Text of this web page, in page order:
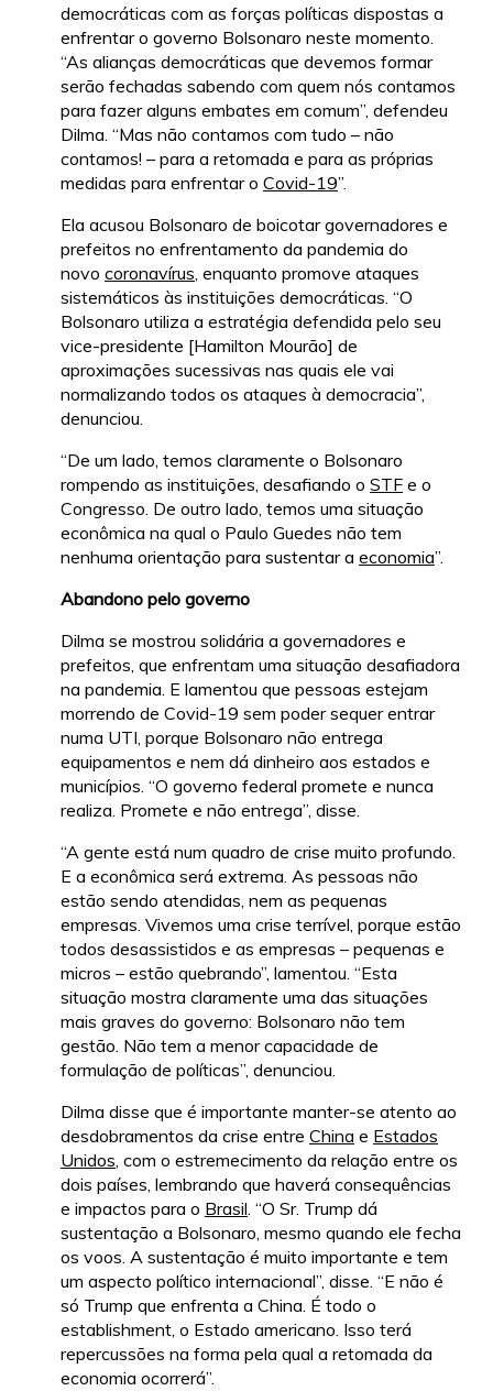
democráticas com as forças políticas dispostas a
enfrentar o governo Bolsonaro neste momento.
“As alianças democráticas que devemos formar
serão fechadas sabendo com quem nós contamos
para fazer alguns embates em comum”, defendeu
Dilma. “Mas não contamos com tudo – não
contamos! – para a retomada e para as próprias
medidas para enfrentar o Covid-19”.
Ela acusou Bolsonaro de boicotar governadores e
prefeitos no enfrentamento da pandemia do
novo coronavírus, enquanto promove ataques
sistemáticos às instituições democráticas. “O
Bolsonaro utiliza a estratégia defendida pelo seu
vice-presidente [Hamilton Mourão] de
aproximações sucessivas nas quais ele vai
normalizando todos os ataques à democracia”,
denunciou.
“De um lado, temos claramente o Bolsonaro
rompendo as instituições, desafiando o STF e o
Congresso. De outro lado, temos uma situação
econômica na qual o Paulo Guedes não tem
nenhuma orientação para sustentar a economia”.
Abandono pelo governo
Dilma se mostrou solidária a governadores e
prefeitos, que enfrentam uma situação desafiadora
na pandemia. E lamentou que pessoas estejam
morrendo de Covid-19 sem poder sequer entrar
numa UTI, porque Bolsonaro não entrega
equipamentos e nem dá dinheiro aos estados e
municípios. “O governo federal promete e nunca
realiza. Promete e não entrega”, disse.
“A gente está num quadro de crise muito profundo.
E a econômica será extrema. As pessoas não
estão sendo atendidas, nem as pequenas
empresas. Vivemos uma crise terrível, porque estão
todos desassistidos e as empresas – pequenas e
micros – estão quebrando”, lamentou. “Esta
situação mostra claramente uma das situações
mais graves do governo: Bolsonaro não tem
gestão. Não tem a menor capacidade de
formulação de políticas”, denunciou.
Dilma disse que é importante manter-se atento ao
desdobramentos da crise entre China e Estados
Unidos, com o estremecimento da relação entre os
dois países, lembrando que haverá consequências
e impactos para o Brasil. “O Sr. Trump dá
sustentação a Bolsonaro, mesmo quando ele fecha
os voos. A sustentação é muito importante e tem
um aspecto político internacional”, disse. “E não é
só Trump que enfrenta a China. É todo o
establishment, o Estado americano. Isso terá
repercussões na forma pela qual a retomada da
economia ocorrerá”.